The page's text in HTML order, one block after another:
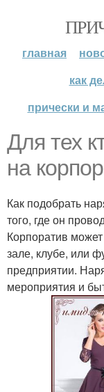
главная
как
прически и
Для тех
на
Как подобрать
того, где он
Корпоратив
зале, клубе, или
предприятии.
мероприятия и